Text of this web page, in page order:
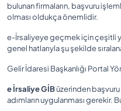
bulunan firmaların, başvuru
olması oldukça önemlidir.
e-İrsaliyeye geçmek için çeşitli
genel hatlarıyla şu şekilde
Gelir İdaresi Başkanlığı Portal
e İrsaliye GİBüzerinden
adımların uygulanması gerekir.